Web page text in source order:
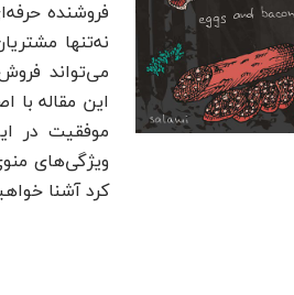
فروشنده
نه‌تنها
می‌تواند
این مقاله
موفقیت در
ویژگی‌های
کرد آشنا